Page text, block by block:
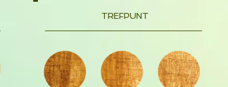
TREFPUNT